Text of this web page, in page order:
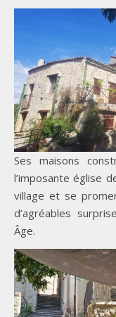
Ses maisons
l’imposante église
village et se
d’agréables
Âge.